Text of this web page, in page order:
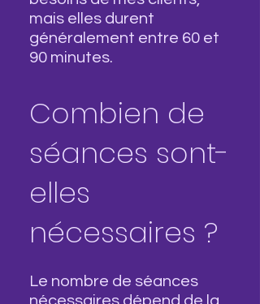
mais elles durent
généralement entre 60 et
90 minutes.
Combien de
séances sont-
elles
nécessaires ?
Le nombre de séances
nécessaires dépend de la